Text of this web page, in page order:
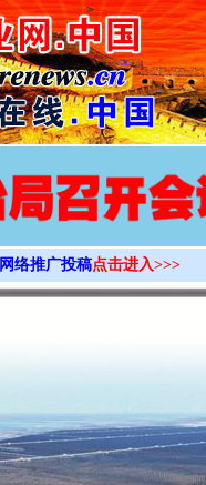
>
网络推广投稿点击进入>>>